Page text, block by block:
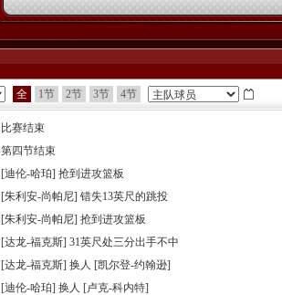
全 1节 2节 3节 4节
比赛结束
第四节结束
[迪伦-哈珀] 抢到进攻篮板
[朱利安-尚帕尼] 错失13英尺的跳投
[朱利安-尚帕尼] 抢到进攻篮板
[达龙-福克斯] 31英尺处三分出手不中
[达龙-福克斯] 换人 [凯尔登-约翰逊]
[迪伦-哈珀] 换人 [卢克-科内特]